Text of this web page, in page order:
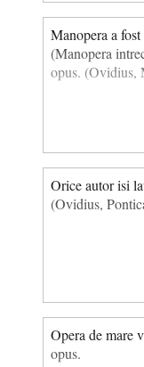
Manopera a
(Manopera
opus. (Ovidius,
Orice autor isi
(Ovidius,
Opera de mare
opus.